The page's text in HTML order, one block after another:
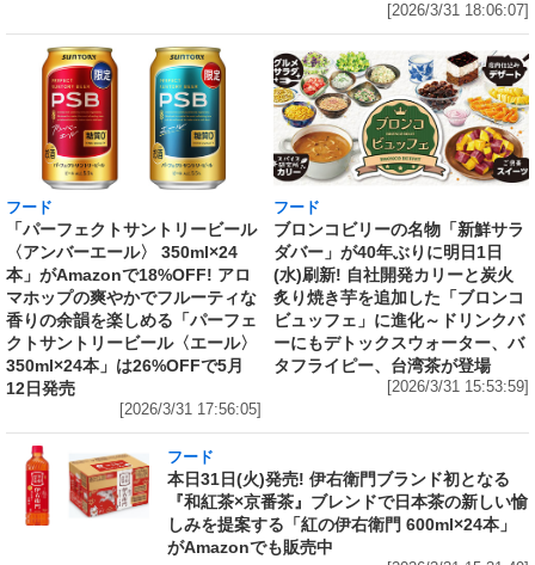
[2026/3/31 18:06:07]
フード
「パーフェクトサントリービール
〈アンバーエール〉 350ml×24
本」がAmazonで18%OFF! アロ
マホップの爽やかでフルーティな
香りの余韻を楽しめる「パーフェ
クトサントリービール〈エール〉
350ml×24本」は26%OFFで5月
12日発売
[2026/3/31 17:56:05]
フード
ブロンコビリーの名物「新鮮サラ
ダバー」が40年ぶりに明日1日
(水)刷新! 自社開発カリーと炭火
炙り焼き芋を追加した「ブロンコ
ビュッフェ」に進化～ドリンクバ
ーにもデトックスウォーター、バ
タフライピー、台湾茶が登場
[2026/3/31 15:53:59]
フード
本日31日(火)発売! 伊右衛門ブランド初となる
『和紅茶×京番茶』ブレンドで日本茶の新しい愉
しみを提案する「紅の伊右衛門 600ml×24本」
がAmazonでも販売中